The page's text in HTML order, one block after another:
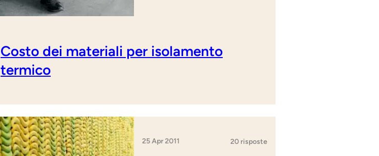
Costo dei materiali per isolamento
termico
25 Apr 2011 20 risposte